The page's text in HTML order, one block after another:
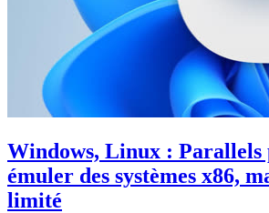
Windows, Linux : Parallels
émuler des systèmes x86,
limité